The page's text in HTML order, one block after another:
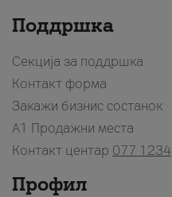
Поддршка
Секција за поддршка
Контакт форма
Закажи бизнис состанок
A1 Продажни места
Контакт центар 077 1234
Профил